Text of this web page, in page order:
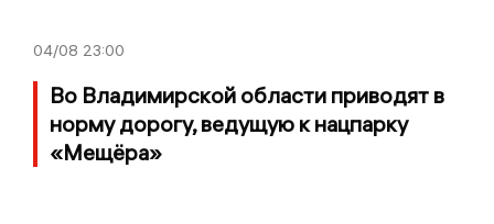
04/08 23:00
Во Владимирской области приводят в
норму дорогу, ведущую к нацпарку
«Мещёра»